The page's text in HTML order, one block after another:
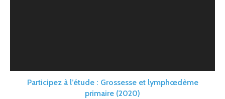
Participez à l’étude : Grossesse et lymphœdème
primaire (2020)